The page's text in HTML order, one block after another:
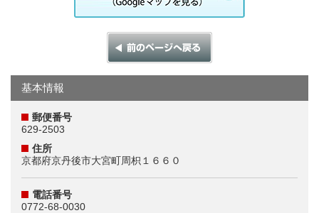
基本情報
郵便番号
629-2503
住所
京都府京丹後市大宮町周枳１６６０
電話番号
0772-68-0030